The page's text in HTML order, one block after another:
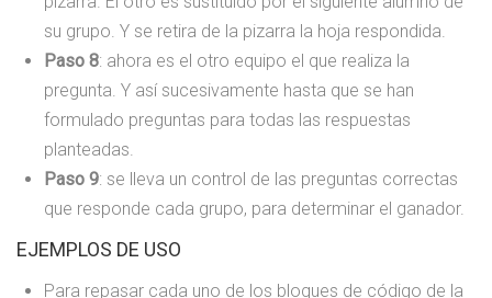
su grupo. Y se retira de la pizarra la hoja respondida.
Paso 8: ahora es el otro equipo el que realiza la
pregunta. Y así sucesivamente hasta que se han
formulado preguntas para todas las respuestas
planteadas.
Paso 9: se lleva un control de las preguntas correctas
que responde cada grupo, para determinar el ganador.
EJEMPLOS DE USO
Para repasar cada uno de los bloques de código de la